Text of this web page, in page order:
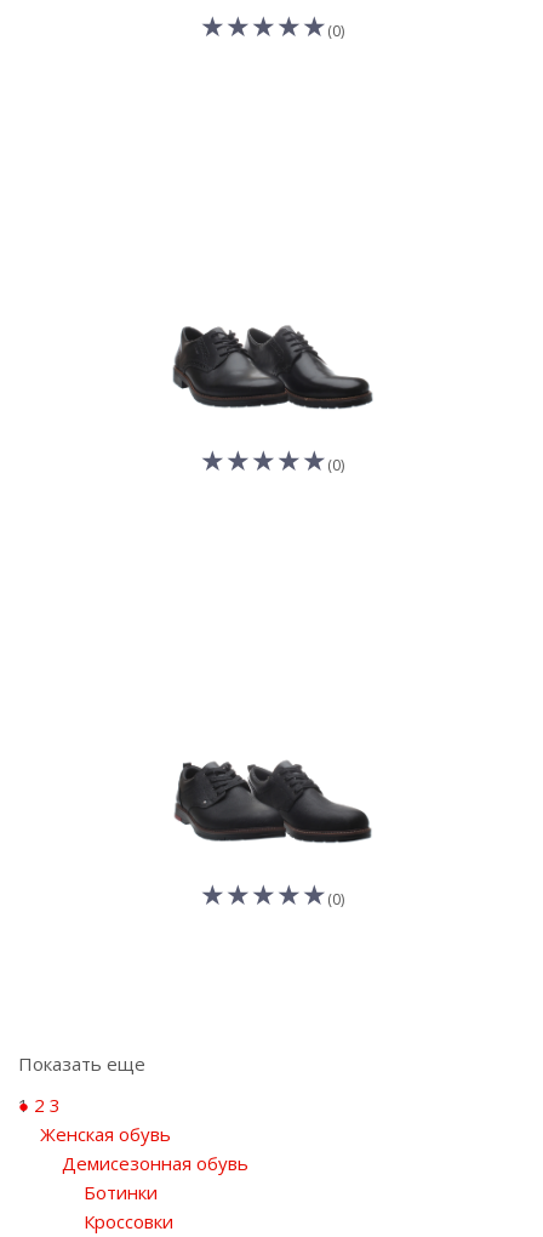
(0)
(0)
(0)
Показать еще
1 2 3
Женская обувь
Демисезонная обувь
Ботинки
Кроссовки